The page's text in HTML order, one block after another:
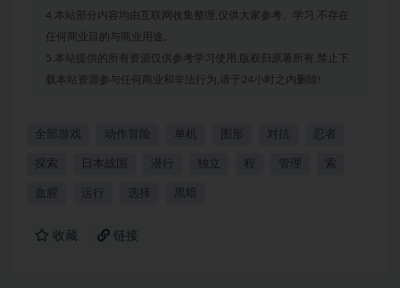
4.本站部分内容均由互联网收集整理,仅供大家参考、学习,不存在
任何商业目的与商业用途。
5.本站提供的所有资源仅供参考学习使用,版权归原著所有,禁止下
载本站资源参与任何商业和非法行为,请于24小时之内删除!
全部游戏 动作冒险 单机 图形 对抗 忍者
探索 日本战国 潜行 独立 程 管理 索
血腥 运行 选择 黑暗
收藏 链接